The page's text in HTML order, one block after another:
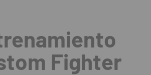
Fighter